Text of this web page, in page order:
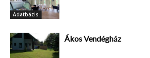
Adatbázis
Ákos Vendégház